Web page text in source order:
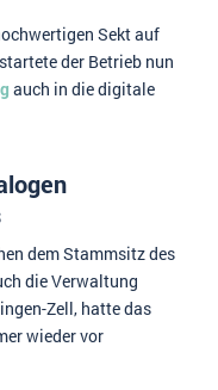
Sekt auf
der Betrieb nun
auch in die digitale
dem Stammsitz des
die Verwaltung
Zell, hatte das
wieder vor